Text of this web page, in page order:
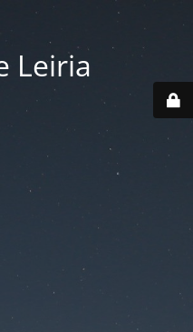
Leiria